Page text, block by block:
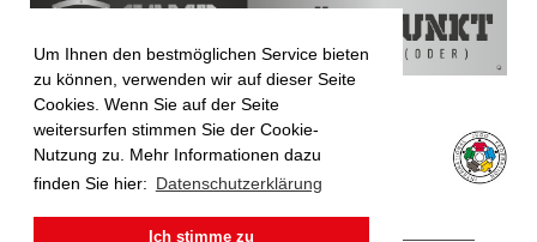
Um Ihnen den bestmöglichen Service bieten
zu können, verwenden wir auf dieser Seite
Cookies. Wenn Sie auf der Seite
weitersurfen stimmen Sie der Cookie-
Nutzung zu. Mehr Informationen dazu
finden Sie hier: Datenschutzerklärung
Ich stimme zu